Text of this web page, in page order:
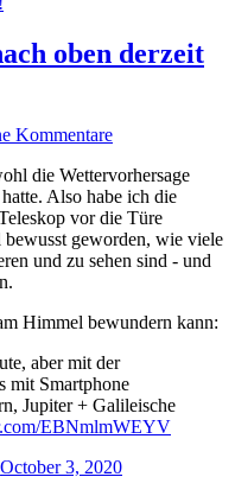
oben derzeit
Kommentare
die Wettervorhersage
Also habe ich die
vor die Türe
geworden, wie viele
und zu sehen sind - und
Himmel bewundern kann:
aber mit der
mit Smartphone
Jupiter + Galileische
EBNmlmWEYV
October 3, 2020